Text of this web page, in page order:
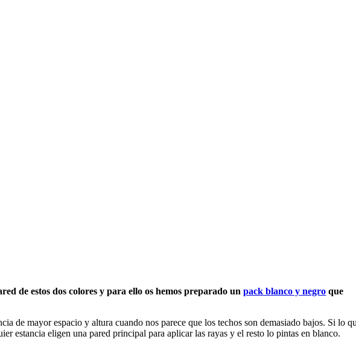
de estos dos colores y para ello os hemos preparado unpack blanco y negro que
de mayor espacio y altura cuando nos parece que los techos son demasiado bajos. Si lo
estancia eligen una pared principal para aplicar las rayas y el resto lo pintas en blanco.